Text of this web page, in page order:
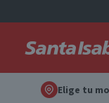
Elige tu